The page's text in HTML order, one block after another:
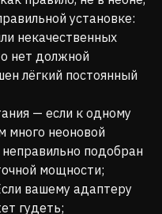
установке:
некачественных
нет должной
лёгкий постоянный
— если к одному
много неоновой
подобран
мощности;
вашему адаптеру
гудеть;